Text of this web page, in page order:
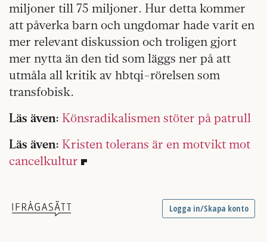
miljoner till 75 miljoner. Hur detta kommer
att påverka barn och ungdomar hade varit en
mer relevant diskussion och troligen gjort
mer nytta än den tid som läggs ner på att
utmåla all kritik av hbtqi-rörelsen som
transfobisk.
Läs även: Könsradikalismen stöter på patrull
Läs även: Kristen tolerans är en motvikt mot
cancelkultur